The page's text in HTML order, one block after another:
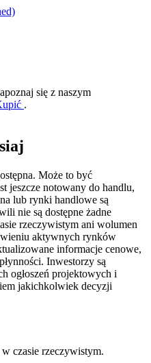
USDT jako zabezpieczenie
się z naszym
.
Może to być
jeszcze notowany do handlu,
lub rynki handlowe są
nie są dostępne żadne
rzeczywistym ani wolumen
aktywnych rynków
informacje cenowe,
Inwestorzy są
ogłoszeń projektowych i
jakichkolwiek decyzji
czasie rzeczywistym.